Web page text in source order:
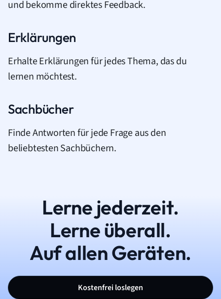
und bekomme direktes Feedback.
Erklärungen
Erhalte Erklärungen für jedes Thema, das du
lernen möchtest.
Sachbücher
Finde Antworten für jede Frage aus den
beliebtesten Sachbüchern.
Lerne jederzeit.
Lerne überall.
Auf allen Geräten.
Kostenfrei loslegen